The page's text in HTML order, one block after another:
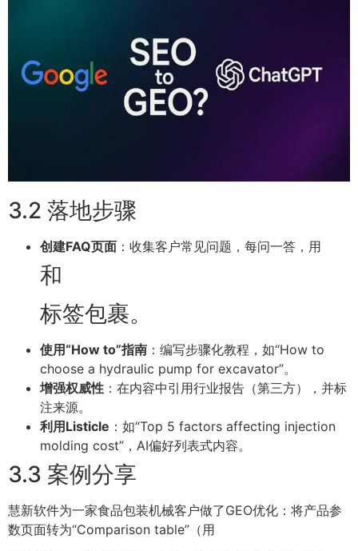
3.2 落地步骤
创建FAQ页面 ：收集客户常见问题，每问一答，用
和
标签包裹。
使用“How to”指南 ：编写步骤化教程，如“How to
choose a hydraulic pump for excavator”。
增强权威性 ：在内容中引用行业报告（第三方），并标
注来源。
利用Listicle ：如“Top 5 factors affecting injection
molding cost”，AI偏好列表式内容。
3.3 案例分享
慧新软件为一家食品包装机械客户做了GEO优化：将产品参
数页面转为“Comparison table”（用